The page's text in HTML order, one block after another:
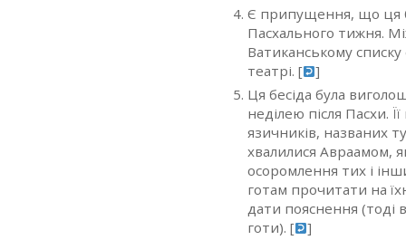
Є припущення, що ця
Пасхального тижня.
Ватиканському
театрі. [
]
Ця бесіда була
неділею після Пасхи.
язичників, названих
хвалилися Авраамом,
осоромлення тих і
готам прочитати на
дати пояснення (тоді
готи). [
]